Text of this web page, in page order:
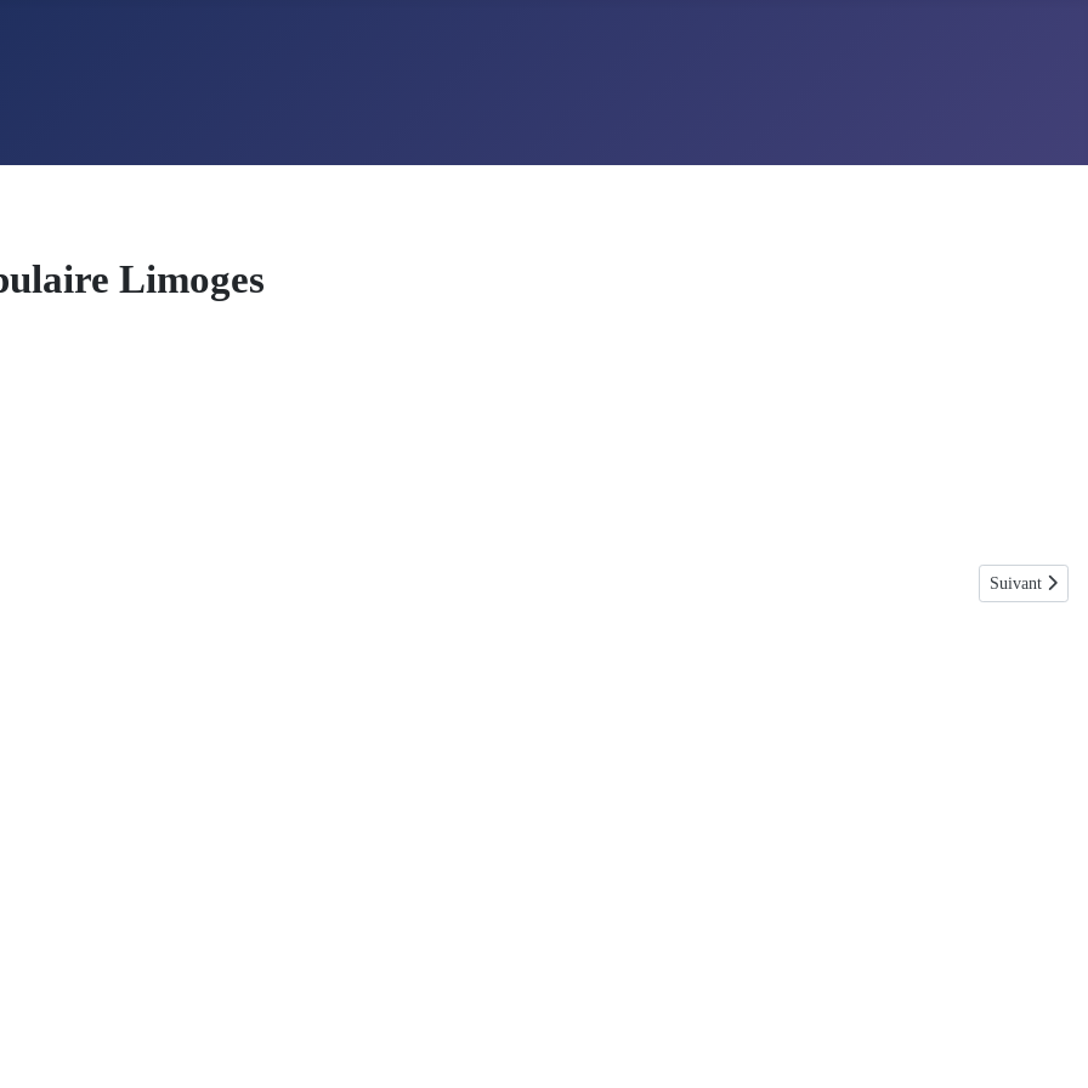
Limoges
Article
Suivant